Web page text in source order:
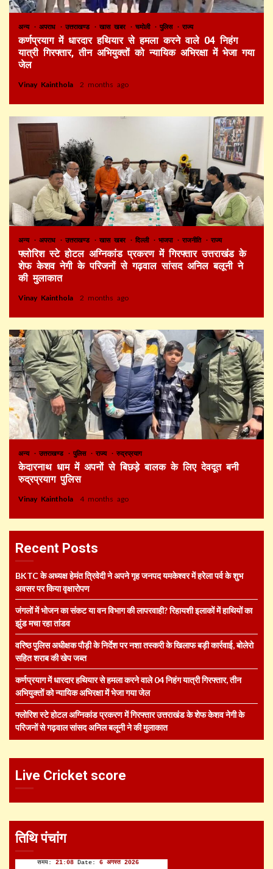
अन्य अपराध उत्तराखण्ड खास खबर चमोली पुलिस राज्य
कर्णप्रयाग में धारदार हथियार से हमला करने वाले 04 निहंग
यात्री गिरफ्तार, तीन अभियुक्तों को न्यायिक अभिरक्षा में भेजा गया
जेल
Vinay Kainthola 2 months ago
अन्य अपराध उत्तराखण्ड खास खबर दिल्ली भाजपा राजनीति राज्य
फ्लोरिश स्टे होटल अग्निकांड प्रकरण में गिरफ्तार उत्तराखंड के
शेफ केशव नेगी के परिजनों से गढ़वाल सांसद अनिल बलूनी ने
की मुलाकात
Vinay Kainthola 2 months ago
अन्य उत्तराखण्ड पुलिस राज्य रुद्रप्रयाग
केदारनाथ धाम में अपनों से बिछड़े बालक के लिए देवदूत बनी
रुद्रप्रयाग पुलिस
Vinay Kainthola 4 months ago
Recent Posts
BKTC के अध्यक्ष हेमंत त्रिवेदी ने अपने गृह जनपद यमकेश्वर में हरेला पर्व के शुभ
अवसर पर किया वृक्षारोपण
जंगलों में भोजन का संकट या वन विभाग की लापरवाही? रिहायशी इलाकों में हाथियों का
झुंड मचा रहा तांडव
वरिष्ठ पुलिस अधीक्षक पौड़ी के निर्देश पर नशा तस्करी के खिलाफ बड़ी कार्रवाई, बोलेरो
सहित शराब की खेप जब्त
कर्णप्रयाग में धारदार हथियार से हमला करने वाले 04 निहंग यात्री गिरफ्तार, तीन
अभियुक्तों को न्यायिक अभिरक्षा में भेजा गया जेल
फ्लोरिश स्टे होटल अग्निकांड प्रकरण में गिरफ्तार उत्तराखंड के शेफ केशव नेगी के
परिजनों से गढ़वाल सांसद अनिल बलूनी ने की मुलाकात
Live Cricket score
तिथि पंचांग